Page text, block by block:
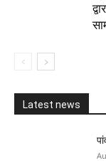
Latest news